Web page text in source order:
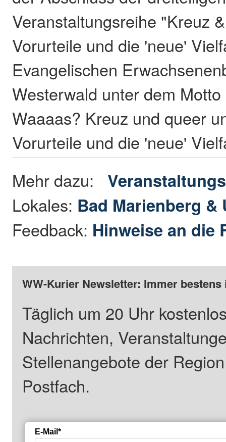
Veranstaltungsreihe "Kreuz
Vorurteile und die 'neue'
Evangelischen
Westerwald unter dem
Waaaas? Kreuz und queer
Vorurteile und die 'neue'
Mehr dazu:
Lokales: Bad Marienberg &
Feedback: Hinweise an die
WW-Kurier Newsletter: Immer
Täglich um 20 Uhr
Nachrichten,
Stellenangebote der
Postfach.
E-Mail*